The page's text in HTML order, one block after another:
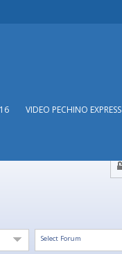
VIDEO PECHINO EXPRESS
Select Forum